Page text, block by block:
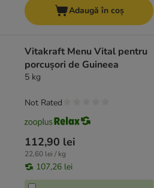
Adaugă în coș
Vitakraft Menu Vital pentru
porcușori de Guineea
5 kg
112,90 lei
22,60 lei / kg
107,26 lei
Not Rated